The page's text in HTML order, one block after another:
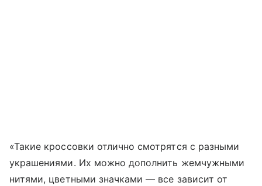
«Такие кроссовки отлично смотрятся с разными
украшениями. Их можно дополнить жемчужными
нитями, цветными значками — все зависит от